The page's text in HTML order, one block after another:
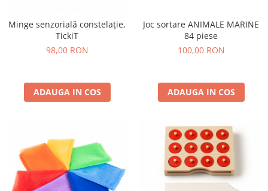
Minge senzorială constelație,
TickiT
98,00 RON
ADAUGA IN COS
Joc sortare ANIMALE MARINE
84 piese
100,00 RON
ADAUGA IN COS